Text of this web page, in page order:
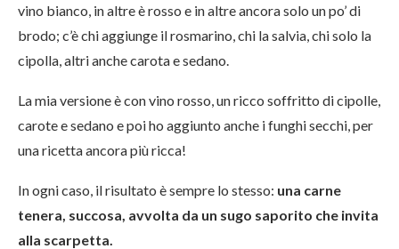
vino bianco, in altre è rosso e in altre ancora solo un po’ di
brodo; c’è chi aggiunge il rosmarino, chi la salvia, chisolo la
cipolla, altri anche carota e sedano.
La mia versione è con vino rosso, un ricco soffritto di cipolle,
carote e sedano e poi ho aggiunto anche i funghi secchi, per
una ricetta ancora più ricca!
In ogni caso, il risultato è sempre lo stesso: una carne
tenera, succosa, avvolta da un sugo saporito che invita
alla scarpetta.